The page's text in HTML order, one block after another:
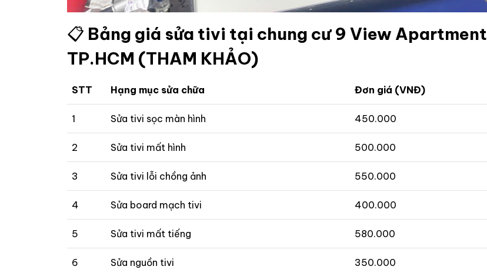
📋 Bảng giá sửa tivi tại chung cư 9 View Apartment
TP.HCM (THAM KHẢO)
STT Hạng mục sửa chữa Đơn giá (VNĐ)
1 Sửa tivi sọc màn hình 450.000
2 Sửa tivi mất hình 500.000
3 Sửa tivi lỗi chồng ảnh 550.000
4 Sửa board mạch tivi 400.000
5 Sửa tivi mất tiếng 580.000
6 Sửa nguồn tivi 350.000